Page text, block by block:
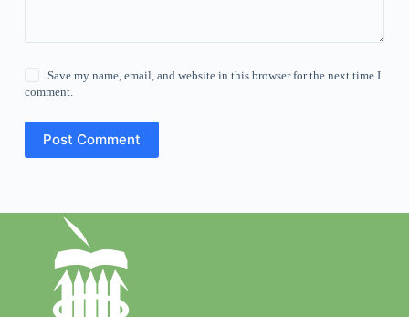
Save my name, email, and website in this browser for the next time I
comment.
Post Comment